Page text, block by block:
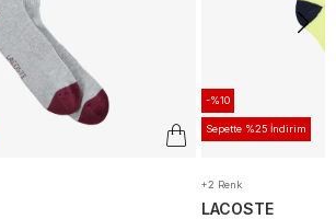
-%10
Sepette %25 İndirim
+2 Renk
LACOSTE